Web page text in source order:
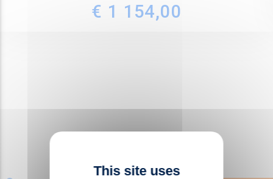
€ 1 154,00
This site uses